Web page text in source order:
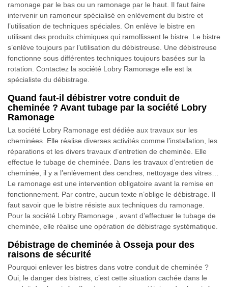
ramonage par le bas ou un ramonage par le haut. Il faut faire
intervenir un ramoneur spécialisé en enlèvement du bistre et
l’utilisation de techniques spéciales. On enlève le bistre en
utilisant des produits chimiques qui ramollissent le bistre. Le bistre
s’enlève toujours par l’utilisation du débistreuse. Une débistreuse
fonctionne sous différentes techniques toujours basées sur la
rotation. Contactez la société Lobry Ramonage elle est la
spécialiste du débistrage.
Quand faut-il débistrer votre conduit de
cheminée ? Avant tubage par la société Lobry
Ramonage
La société Lobry Ramonage est dédiée aux travaux sur les
cheminées. Elle réalise diverses activités comme l’installation, les
réparations et les divers travaux d’entretien de cheminée. Elle
effectue le tubage de cheminée. Dans les travaux d’entretien de
cheminée, il y a l’enlèvement des cendres, nettoyage des vitres…
Le ramonage est une intervention obligatoire avant la remise en
fonctionnement. Par contre, aucun texte n’oblige le débistrage. Il
faut savoir que le bistre résiste aux techniques du ramonage.
Pour la société Lobry Ramonage , avant d’effectuer le tubage de
cheminée, elle réalise une opération de débistrage systématique.
Débistrage de cheminée à Osseja pour des
raisons de sécurité
Pourquoi enlever les bistres dans votre conduit de cheminée ?
Oui, le danger des bistres, c’est cette situation cachée dans le